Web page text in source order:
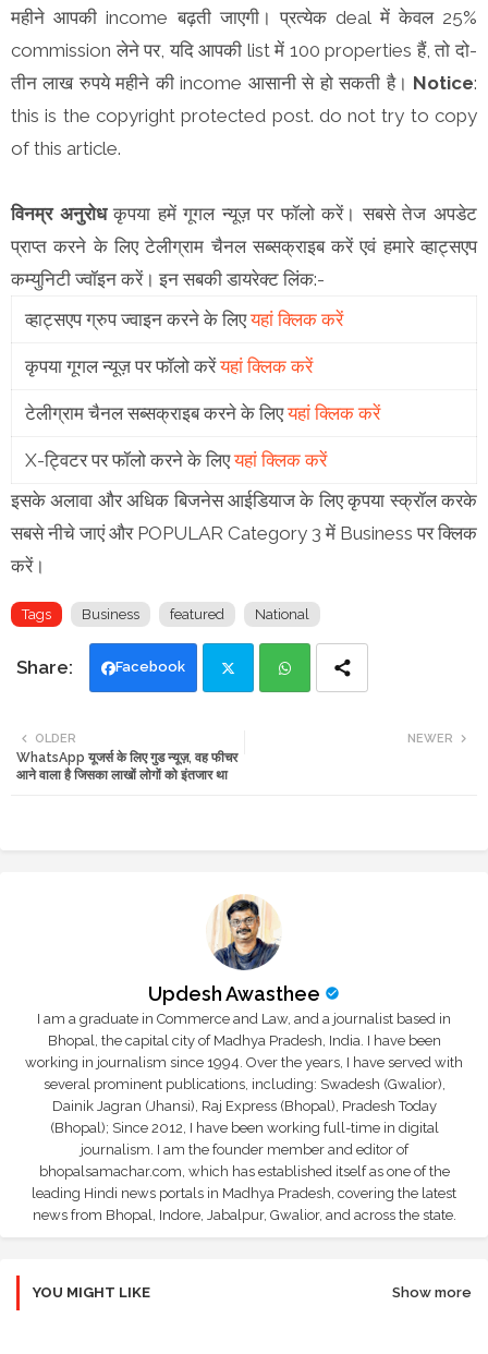
महीने आपकी income बढ़ती जाएगी। प्रत्येक deal में केवल 25%
commission लेने पर, यदि आपकी list में 100 properties हैं, तो दो-
तीन लाख रुपये महीने की income आसानी से हो सकती है। Notice:
this is the copyright protected post. do not try to copy
of this article.
विनम्र अनुरोधकृपया हमें गूगल न्यूज़ पर फॉलो करें। सबसे तेज अपडेट
प्राप्त करने के लिए टेलीग्राम चैनल सब्सक्राइब करें एवं हमारे व्हाट्सएप
कम्युनिटी ज्वॉइन करें। इन सबकी डायरेक्ट लिंक:-
व्हाट्सएप ग्रुप ज्वाइन करने के लिएयहां क्लिक करें
कृपया गूगल न्यूज़ पर फॉलो करेंयहां क्लिक करें
टेलीग्राम चैनल सब्सक्राइब करने के लिएयहां क्लिक करें
X-ट्विटर पर फॉलो करने के लिएयहां क्लिक करें
इसके अलावा और अधिक बिजनेस आईडियाज के लिए कृपया स्क्रॉल करके
सबसे नीचे जाएं और POPULAR Category 3 में Business पर क्लिक
करें।
Tags Business featured National
Facebook
tte
NEWER
OLDER
WhatsApp यूजर्स के लिए गुड न्यूज़, वह फीचर
आने वाला है जिसका लाखों लोगों को इंतजार था
Updesh Awasthee
I am a graduate in Commerce and Law, and a journalist based in
Bhopal, the capital city of Madhya Pradesh, India. I have been
working in journalism since 1994. Over the years, I have served with
several prominent publications, including: Swadesh (Gwalior),
Dainik Jagran (Jhansi), Raj Express (Bhopal), Pradesh Today
(Bhopal); Since 2012, I have been working full-time in digital
journalism. I am the founder member and editor of
bhopalsamachar.com, which has established itself as one of the
leading Hindi news portals in Madhya Pradesh, covering the latest
news from Bhopal, Indore, Jabalpur, Gwalior, and across the state.
YOU MIGHT LIKE Show more